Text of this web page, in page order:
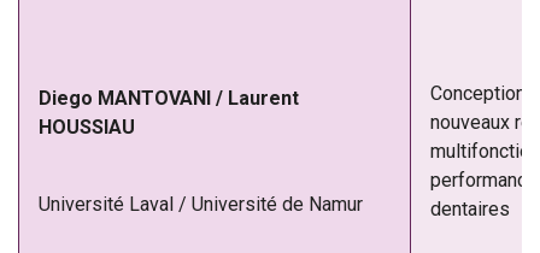
Diego MANTOVANI / Laurent
HOUSSIAU
Université Laval / Université de Namur
Conception
nouveaux
dentaires